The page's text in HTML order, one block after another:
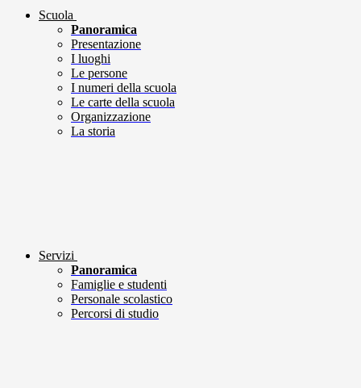
Scuola
Panoramica
Presentazione
I luoghi
Le persone
I numeri della scuola
Le carte della scuola
Organizzazione
La storia
Servizi
Panoramica
Famiglie e studenti
Personale scolastico
Percorsi di studio